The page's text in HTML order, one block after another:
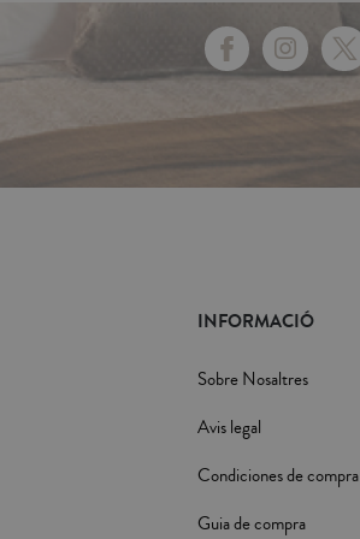
INFORMACIÓ
Sobre Nosaltres
Avis legal
Condiciones de compra
Guia de compra